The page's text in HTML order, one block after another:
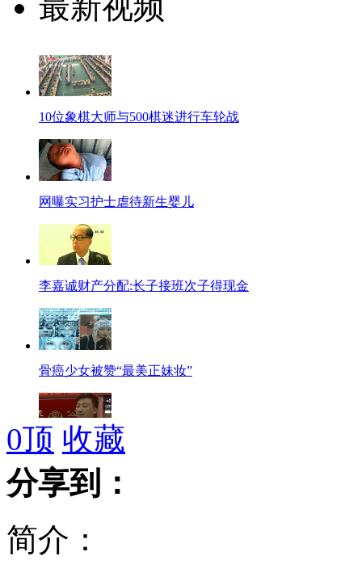
10位象棋大师与500棋迷进行车轮战
网曝实习护士虐待新生婴儿
李嘉诚财产分配:长子接班次子得现金
骨癌少女被赞“最美正妹妆”
"准爸"酒驾 民警护送临产"准妈"
喜之郎果冻质量门 质检部门介入
0顶 收藏
分享到：
简介：